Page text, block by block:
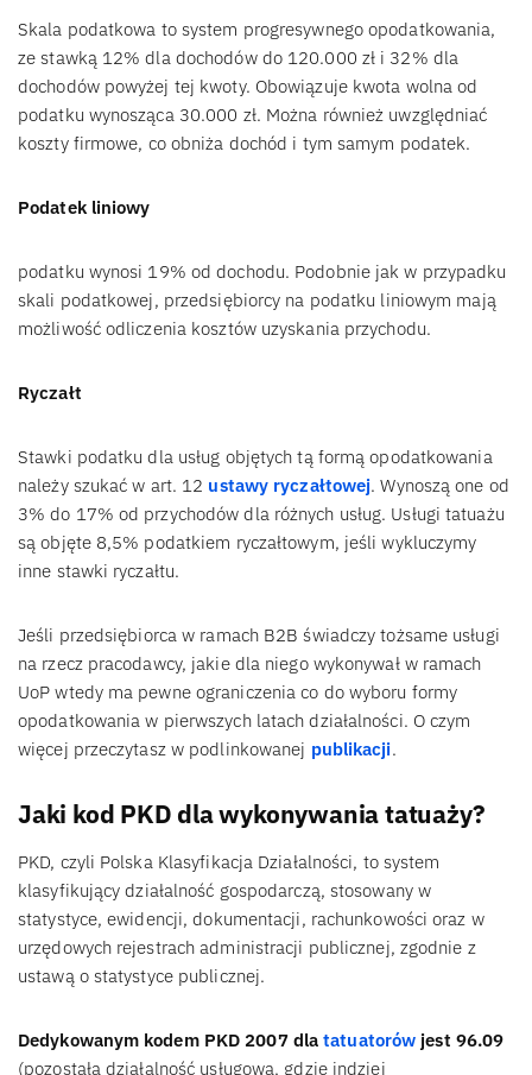
Skala podatkowa to system progresywnego opodatkowania,
ze stawką 12% dla dochodów do 120.000 zł i 32% dla
dochodów powyżej tej kwoty. Obowiązuje kwota wolna od
podatku wynosząca 30.000 zł. Można również uwzględniać
koszty firmowe, co obniża dochód i tym samym podatek.
Podatek liniowy
podatku wynosi 19% od dochodu. Podobnie jak w przypadku
skali podatkowej, przedsiębiorcy na podatku liniowym mają
możliwość odliczenia kosztów uzyskania przychodu.
Ryczałt
Stawki podatku dla usług objętych tą formą opodatkowania
należy szukać w art. 12 ustawy ryczałtowej. Wynoszą one od
3% do 17% od przychodów dla różnych usług. Usługi tatuażu
są objęte 8,5% podatkiem ryczałtowym, jeśli wykluczymy
inne stawki ryczałtu.
Jeśli przedsiębiorca w ramach B2B świadczy tożsame usługi
na rzecz pracodawcy, jakie dla niego wykonywał w ramach
UoP wtedy ma pewne ograniczenia co do wyboru formy
opodatkowania w pierwszych latach działalności. O czym
więcej przeczytasz w podlinkowanej publikacji.
Jaki kod PKD dla wykonywania tatuaży?
PKD, czyli Polska Klasyfikacja Działalności, to system
klasyfikujący działalność gospodarczą, stosowany w
statystyce, ewidencji, dokumentacji, rachunkowości oraz w
urzędowych rejestrach administracji publicznej, zgodnie z
ustawą o statystyce publicznej.
Dedykowanym kodem PKD 2007 dlatatuatorów jest 96.09
(pozostała działalność usługowa, gdzie indziej